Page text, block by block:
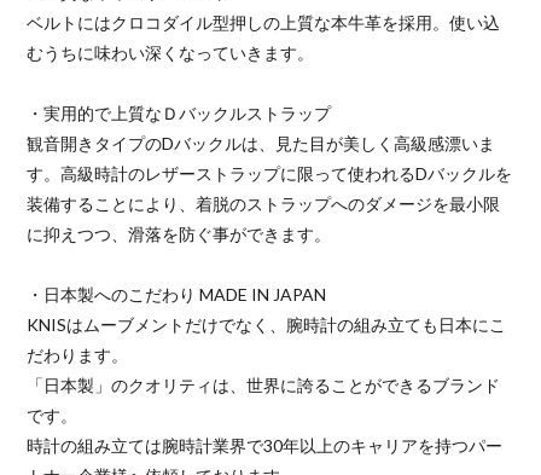
ベルトにはクロコダイル型押しの上質な本牛革を採用。使い込
むうちに味わい深くなっていきます。
・実用的で上質なＤバックルストラップ
観音開きタイプのDバックルは、見た目が美しく高級感漂いま
す。高級時計のレザーストラップに限って使われるDバックルを
装備することにより、着脱のストラップへのダメージを最小限
に抑えつつ、滑落を防ぐ事ができます。
・日本製へのこだわり MADE IN JAPAN
KNISはムーブメントだけでなく、腕時計の組み立ても日本にこ
だわります。
「日本製」のクオリティは、世界に誇ることができるブランド
です。
時計の組み立ては腕時計業界で30年以上のキャリアを持つパー